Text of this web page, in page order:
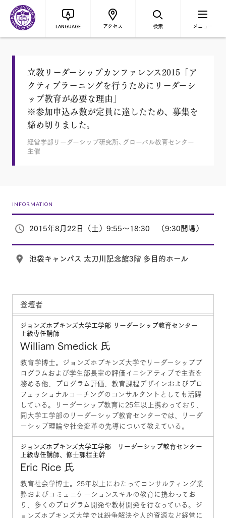
LANGUAGE アクセス 検索 メニュー
立教リーダーシップカンファレンス2015「ア
クティブラーニングを行うためにリーダーシ
ップ教育が必要な理由」
※参加申込み数が定員に達したため、募集を
締め切りました。
経営学部リーダーシップ研究所、グローバル教育センター
主催
INFORMATION
2015年8月22日（土）9:55～18:30 （9:30開場）
池袋キャンパス 太刀川記念館3階 多目的ホール
登壇者
ジョンズホプキンズ大学工学部 リーダーシップ教育センター
上級専任講師
William Smedick 氏
教育学博士。ジョンズホプキンズ大学でリーダーシッププ
ログラムおよび学生部長室の評価イニシアティブで主査を
務める他、プログラム評価、教育課程デザインおよびプロ
フェッショナルコーチングのコンサルタントとしても活躍
している。リーダーシップ教育に25年以上携わっており、
同大学工学部のリーダーシップ教育センターでは、リーダ
ーシップ理論や社会変革の先導について教えている。
ジョンズホプキンズ大学工学部 リーダーシップ教育センター
上級専任講師、修士課程主幹
Eric Rice 氏
教育社会学博士。25年以上にわたってコンサルティング業
務およびコミュニケーションスキルの教育に携わってお
り、多くのプログラム開発や教材開発を行なっている。ジ
ョンズホプキンズ大学では紛争解決や人的資源など経営に